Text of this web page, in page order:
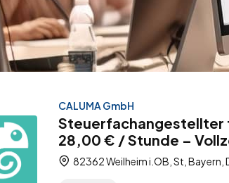
CALUMA GmbH
Steuerfachangestellter
28,00 € / Stunde –
82362 Weilheim i.OB, St, Bayern,